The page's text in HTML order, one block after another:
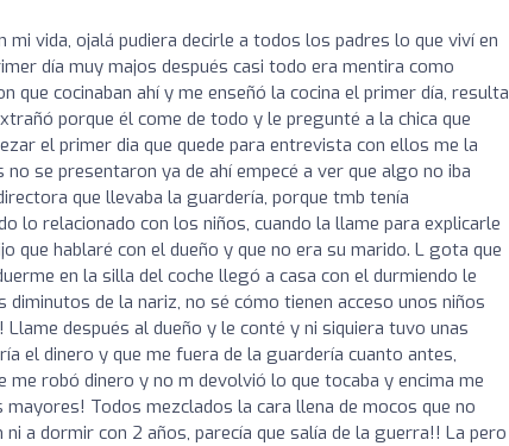
mi vida, ojalá pudiera decirle a todos los padres lo que viví en
día muy majos después casi todo era mentira como
que cocinaban ahí y me enseñó la cocina el primer día, resulta
porque él come de todo y le pregunté a la chica que
el primer dia que quede para entrevista con ellos me la
se presentaron ya de ahí empecé a ver que algo no iba
que llevaba la guardería, porque tmb tenía
lo relacionado con los niños, cuando la llame para explicarle
que hablaré con el dueño y que no era su marido. L gota que
en la silla del coche llegó a casa con el durmiendo le
de la nariz, no sé cómo tienen acceso unos niños
después al dueño y le conté y ni siquiera tuvo unas
el dinero y que me fuera de la guardería cuanto antes,
robó dinero y no m devolvió lo que tocaba y encima me
Todos mezclados la cara llena de mocos que no
a dormir con 2 años, parecía que salía de la guerra!! La pero